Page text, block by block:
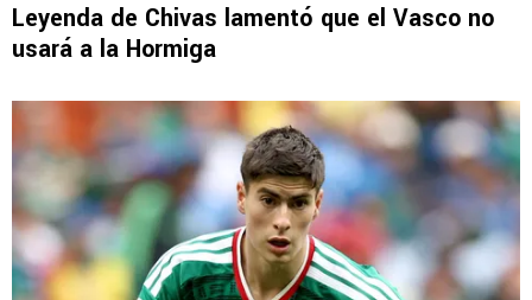
Leyenda de Chivas lamentó que el Vasco no
usará a la Hormiga